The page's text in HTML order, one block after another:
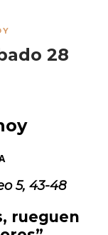
28
5, 43-48
rueguen